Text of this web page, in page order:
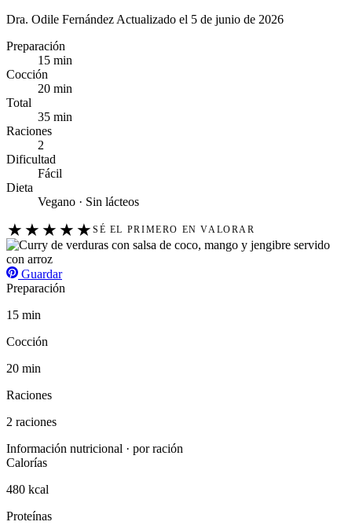
Dra. Odile Fernández Actualizado el 5 de junio de 2026
Preparación
15 min
Cocción
20 min
Total
35 min
Raciones
2
Dificultad
Fácil
Dieta
Vegano · Sin lácteos
★ ★ ★ ★ ★ SÉ EL PRIMERO EN VALORAR
Guardar
Preparación
15 min
Cocción
20 min
Raciones
2 raciones
Información nutricional · por ración
Calorías
480 kcal
Proteínas